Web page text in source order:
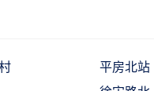
平房北站